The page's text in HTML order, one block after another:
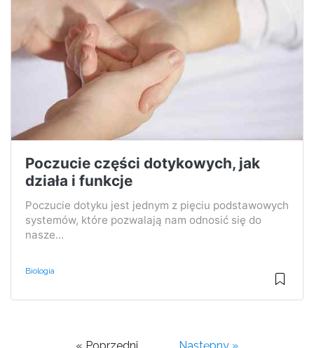
Poczucie części dotykowych, jak
działa i funkcje
Poczucie dotyku jest jednym z pięciu podstawowych
systemów, które pozwalają nam odnosić się do
nasze...
Biologia